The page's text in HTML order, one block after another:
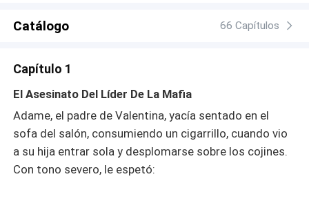
Catálogo 66 Capítulos
Capítulo 1
El Asesinato Del Líder De La Mafia
Adame, el padre de Valentina, yacía sentado en el
sofa del salón, consumiendo un cigarrillo, cuando vio
a su hija entrar sola y desplomarse sobre los cojines.
Con tono severo, le espetó: